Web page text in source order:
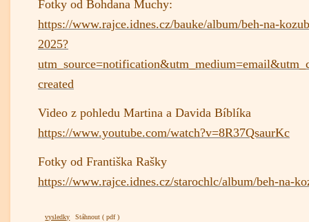
Fotky od Bohdana Muchy:
https://www.rajce.idnes.cz/bauke/album/beh-na-
2025?
created
Video z pohledu Martina a Davida Bíblíka
https://www.youtube.com/watch?v=8R37QsaurKc
Fotky od Františka Rašky
https://www.rajce.idnes.cz/starochlc/album/beh-na-
vysledky Stáhnout